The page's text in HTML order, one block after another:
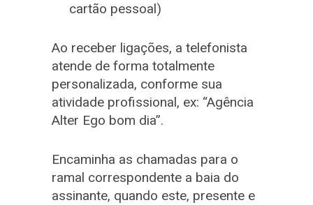
cartão pessoal)
Ao receber ligações, a telefonista
atende de forma totalmente
personalizada, conforme sua
atividade profissional, ex: “Agência
Alter Ego bom dia”.
Encaminha as chamadas para o
ramal correspondente a baia do
assinante, quando este, presente e